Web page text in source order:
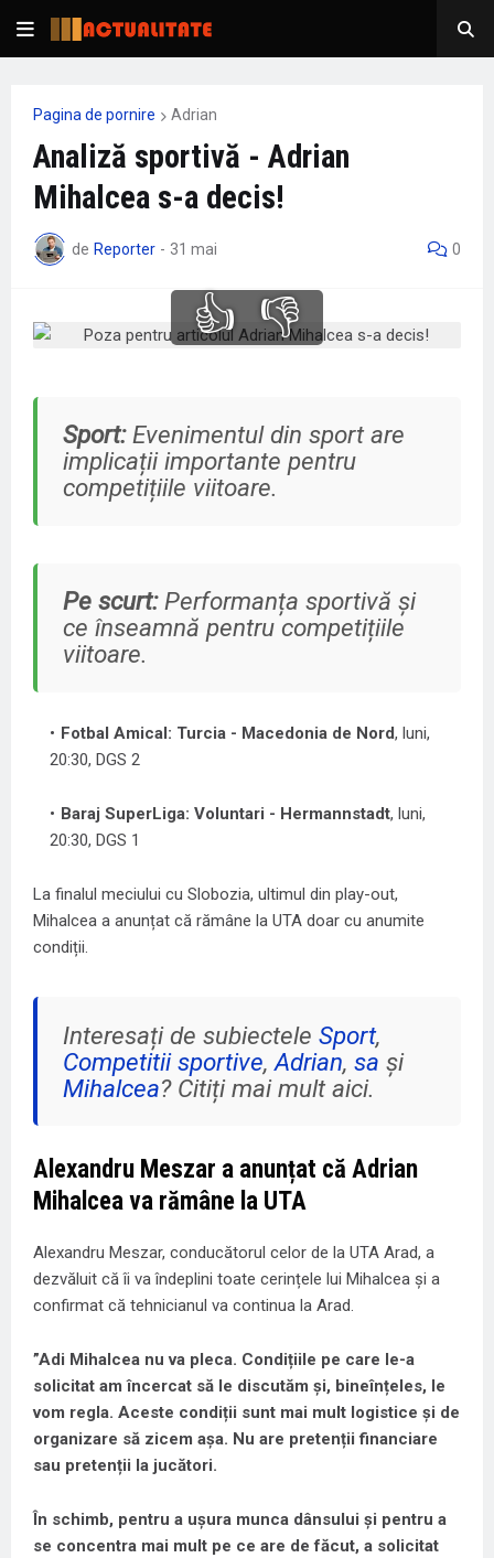
Pagina de pornire Adrian
Analiză sportivă - Adrian
Mihalcea s-a decis!
de Reporter - 31 mai 0
👍 👎
Sport:Evenimentul din sport are
implicații importante pentru
competițiile viitoare.
Pe scurt:Performanța sportivă și
ce înseamnă pentru competițiile
viitoare.
Fotbal Amical: Turcia - Macedonia de Nord, luni,
20:30, DGS 2
Baraj SuperLiga: Voluntari - Hermannstadt, luni,
20:30, DGS 1
La finalul meciului cu Slobozia, ultimul din play-out,
Mihalcea a anunțat că rămâne la UTA doar cu anumite
condiții.
Interesați de subiectele Sport,
Competitii sportive,Adrian, sa și
Mihalcea? Citiți mai mult aici.
Alexandru Meszar a anunțat că Adrian
Mihalcea va rămâne la UTA
Alexandru Meszar, conducătorul celor de la UTA Arad, a
dezvăluit că îi va îndeplini toate cerințele lui Mihalcea și a
confirmat că tehnicianul va continua la Arad.
”Adi Mihalcea nu va pleca. Condițiile pe care le-a
solicitat am încercat să le discutăm și, bineînțeles, le
vom regla. Aceste condiții sunt mai mult logistice și de
organizare să zicem așa. Nu are pretenții financiare
sau pretenții la jucători.
În schimb, pentru a ușura munca dânsului și pentru a
se concentra mai mult pe ce are de făcut, a solicitat